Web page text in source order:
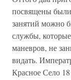
посвящены были
занятий можно
службы,
маневров, не
видать.
Красное Село